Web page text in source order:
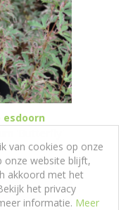
esdoorn
van cookies op onze
onze website blijft,
akkoord met het
het privacy
informatie. Meer